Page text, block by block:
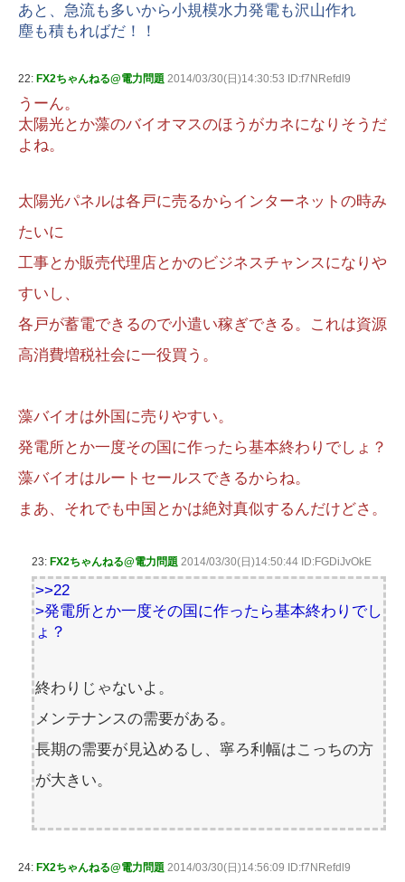
あと、急流も多いから小規模水力発電も沢山作れ
塵も積もればだ！！
22: FX2ちゃんねる@電力問題 2014/03/30(日)14:30:53 ID:f7NRefdl9
うーん。
太陽光とか藻のバイオマスのほうがカネになりそうだ
よね。
太陽光パネルは各戸に売るからインターネットの時み
たいに
工事とか販売代理店とかのビジネスチャンスになりや
すいし、
各戸が蓄電できるので小遣い稼ぎできる。これは資源
高消費増税社会に一役買う。
藻バイオは外国に売りやすい。
発電所とか一度その国に作ったら基本終わりでしょ？
藻バイオはルートセールスできるからね。
まあ、それでも中国とかは絶対真似するんだけどさ。
23: FX2ちゃんねる@電力問題 2014/03/30(日)14:50:44 ID:FGDiJvOkE
>>22
>発電所とか一度その国に作ったら基本終わりでし
ょ？
終わりじゃないよ。
メンテナンスの需要がある。
長期の需要が見込めるし、寧ろ利幅はこっちの方
が大きい。
24: FX2ちゃんねる@電力問題 2014/03/30(日)14:56:09 ID:f7NRefdl9